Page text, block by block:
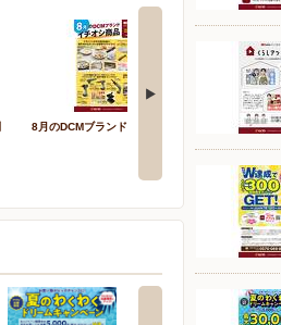
8月のDCMブランド イチオシ商品
今月のお
お買い物がビックチャ
ンスに！夏のわく…